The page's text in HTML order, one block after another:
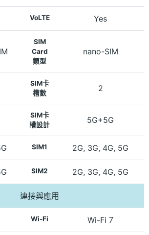
VoLTE Yes
SIM
Card
類型
nano-SIM
SIM卡
槽數
2
SIM卡
槽設計
5G+5G
SIM1 2G, 3G, 4G, 5G
SIM2 2G, 3G, 4G, 5G
連接與應用
Wi-Fi Wi-Fi 7